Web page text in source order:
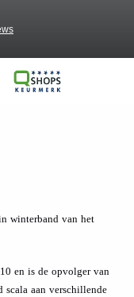
winterband van het
en is de opvolger van
scala aan verschillende